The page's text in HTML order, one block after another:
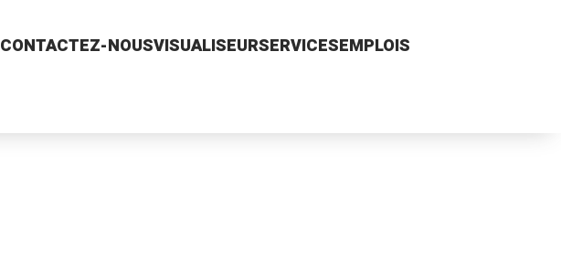
CONTACTEZ-NOUSVISUALISEURSERVICESEMPLOIS